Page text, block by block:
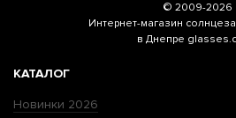
© 2009-2026
Интернет-магазин
в Днепре
КАТАЛОГ
Новинки 2026